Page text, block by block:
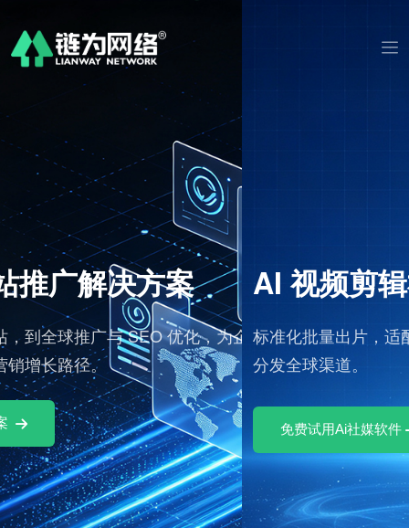
AI 视频剪辑社媒发布工作台
标准化批量出片，适配海外社媒流量规则，多语言内
分发全球渠道。
免费试用Ai社媒软件